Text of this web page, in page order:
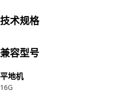
技术规格
兼容型号
平地机
16G